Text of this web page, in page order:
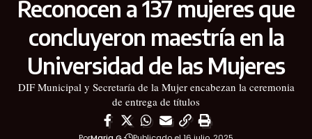
Reconocen a 137 mujeres que
concluyeron maestría en la
Universidad de las Mujeres
DIF Municipal y Secretaría de la Mujer encabezan la ceremonia
de entrega de títulos